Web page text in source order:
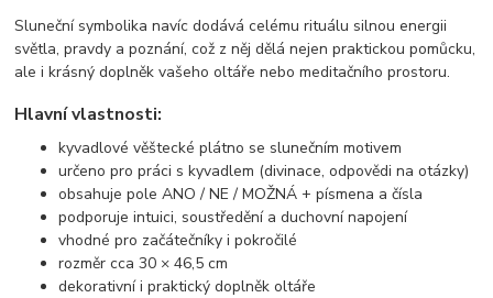
Sluneční symbolika navíc dodává celému rituálu silnou energii
světla, pravdy a poznání, což z něj dělá nejen praktickou pomůcku,
ale i krásný doplněk vašeho oltáře nebo meditačního prostoru.
Hlavní vlastnosti:
kyvadlové věštecké plátno se slunečním motivem
určeno pro práci s kyvadlem (divinace, odpovědi na otázky)
obsahuje pole ANO / NE / MOŽNÁ + písmena a čísla
podporuje intuici, soustředění a duchovní napojení
vhodné pro začátečníky i pokročilé
rozměr cca 30 × 46,5 cm
dekorativní i praktický doplněk oltáře